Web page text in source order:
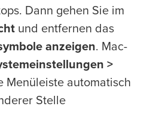
Dann gehen Sie im
und entfernen das
anzeigen. Mac-
>
Menüleiste automatisch
Stelle